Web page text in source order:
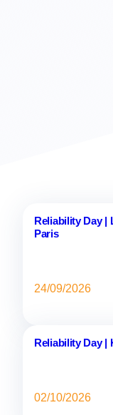
Reliability Day |
Paris
24/09/2026
Reliability Day |
02/10/2026